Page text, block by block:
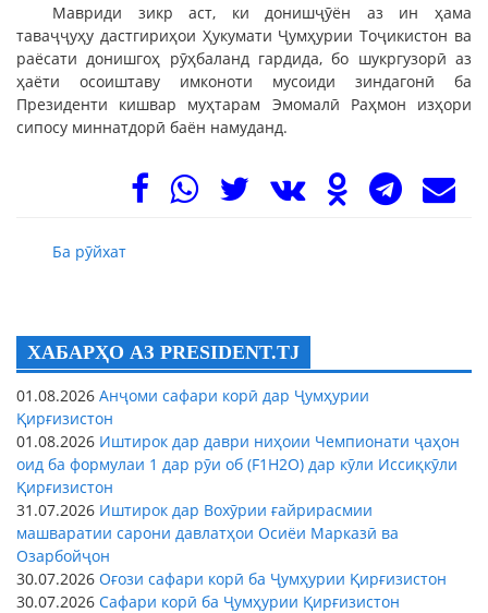
Мавриди зикр аст, ки донишҷӯён аз ин ҳама
таваҷҷуҳу дастгириҳои Ҳукумати Ҷумҳурии Тоҷикистон ва
раёсати донишгоҳ рӯҳбаланд гардида, бо шукргузорӣ аз
ҳаёти осоиштаву имконоти мусоиди зиндагонӣ ба
Президенти кишвар муҳтарам Эмомалӣ Раҳмон изҳори
сипосу миннатдорӣ баён намуданд.
Ба рӯйхат
ХАБАРҲО АЗ PRESIDENT.TJ
01.08.2026 Анҷоми сафари корӣ дар Ҷумҳурии
Қирғизистон
01.08.2026 Иштирок дар даври ниҳоии Чемпионати ҷаҳон
оид ба формулаи 1 дар рӯи об (F1H2O) дар кӯли Иссиқкӯли
Қирғизистон
31.07.2026 Иштирок дар Вохӯрии ғайрирасмии
машваратии сарони давлатҳои Осиёи Марказӣ ва
Озарбойҷон
30.07.2026 Оғози сафари корӣ ба Ҷумҳурии Қирғизистон
30.07.2026 Сафари корӣ ба Ҷумҳурии Қирғизистон